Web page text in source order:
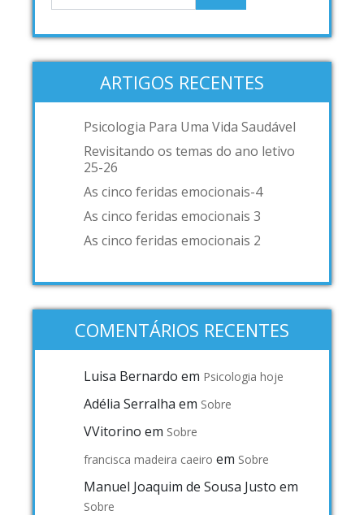
ARTIGOS RECENTES
Psicologia Para Uma Vida Saudável
Revisitando os temas do ano letivo
25-26
As cinco feridas emocionais-4
As cinco feridas emocionais 3
As cinco feridas emocionais 2
COMENTÁRIOS RECENTES
Luisa Bernardo em Psicologia hoje
Adélia Serralha em Sobre
VVitorino em Sobre
francisca madeira caeiro em Sobre
Manuel Joaquim de Sousa Justo em
Sobre